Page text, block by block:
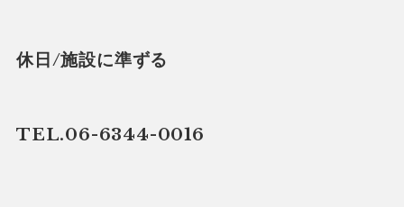
休日/施設に準ずる
TEL.06-6344-0016